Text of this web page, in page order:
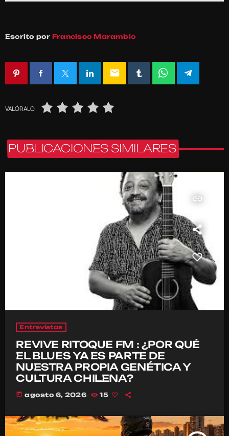
Escrito por Francisco Marambio
email
VALÓRALO
PUBLICACIONES SIMILARES
insert_link
Entrevistas
REVIVE RITOQUE FM : ¿POR QUÉ
EL BLUES YA ES PARTE DE
NUESTRA PROPIA GENÉTICA Y
CULTURA CHILENA?
today agosto 6, 2026 15